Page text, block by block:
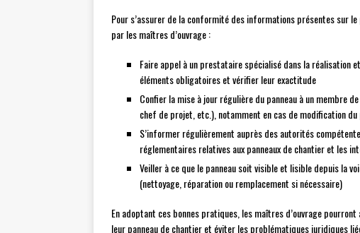
Pour s’assurer de la conformité des informations présentes sur
par les maîtres d’ouvrage :
Faire appel à un prestataire spécialisé dans la réalisation
éléments obligatoires et vérifier leur exactitude
Confier la mise à jour régulière du panneau à un membre
chef de projet, etc.), notamment en cas de modification
S’informer régulièrement auprès des autorités
réglementaires relatives aux panneaux de chantier et les
Veiller à ce que le panneau soit visible et lisible depuis la
(nettoyage, réparation ou remplacement si nécessaire)
En adoptant ces bonnes pratiques, les maîtres d’ouvrage
leur panneau de chantier et éviter les problématiques juridiques